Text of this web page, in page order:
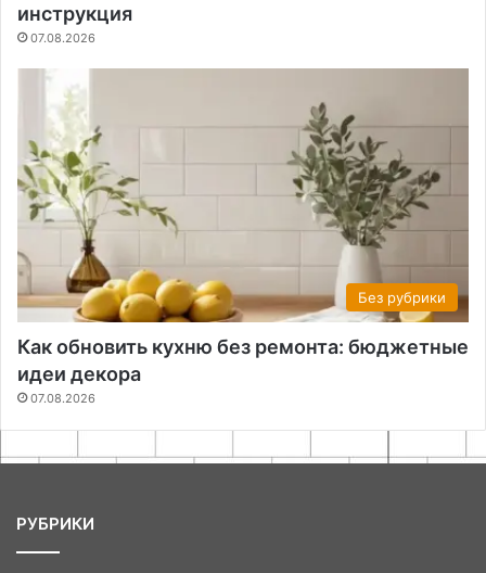
инструкция
07.08.2026
Без рубрики
Как обновить кухню без ремонта: бюджетные
идеи декора
07.08.2026
РУБРИКИ